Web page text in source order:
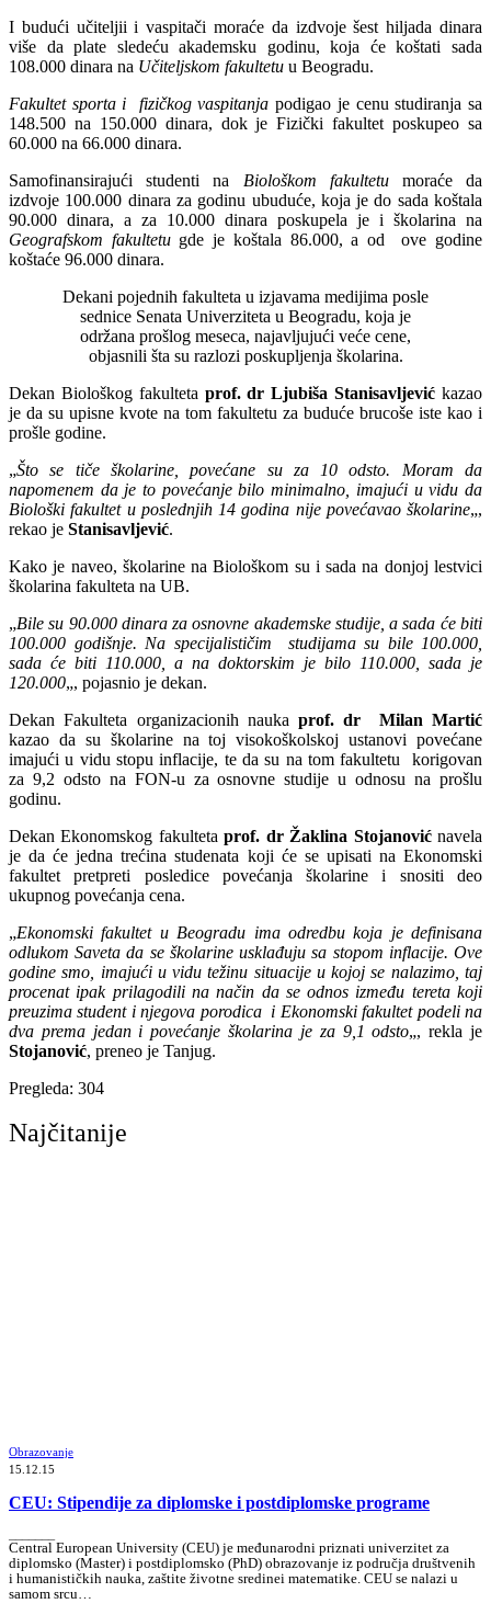
I budući učiteljii i vaspitači moraće da izdvoje šest hiljada dinara
više da plate sledeću akademsku godinu, koja će koštati sada
108.000 dinara na Učiteljskom fakultetu u Beogradu.
Fakultet sporta i fizičkog vaspitanja podigao je cenu studiranja sa
148.500 na 150.000 dinara, dok je Fizički fakultet poskupeo sa
60.000 na 66.000 dinara.
Samofinansirajući studenti na Biološkom fakultetumoraće da
izdvoje 100.000 dinara za godinu ubuduće, koja je do sada koštala
90.000 dinara, a za 10.000 dinara poskupela je i školarina na
Geografskom fakultetugde je koštala 86.000, a od ove godine
koštaće 96.000 dinara.
Dekani pojednih fakulteta u izjavama medijima posle
sednice Senata Univerziteta u Beogradu, koja je
održana prošlog meseca, najavljujući veće cene,
objasnili šta su razlozi poskupljenja školarina.
Dekan Biološkog fakulteta prof. dr Ljubiša Stanisavljević kazao
je da su upisne kvote na tom fakultetu za buduće brucoše iste kao i
prošle godine.
„Što se tiče školarine, povećane su za 10 odsto. Moram da
napomenem da je to povećanje bilo minimalno, imajući u vidu da
Biološki fakultet u poslednjih 14 godina nije povećavao školarine„,
rekao je Stanisavljević.
Kako je naveo, školarine na Biološkom su i sada na donjoj lestvici
školarina fakulteta na UB.
„Bile su 90.000 dinara za osnovne akademske studije, a sada će biti
100.000 godišnje. Na specijalističim studijama su bile 100.000,
sada će biti 110.000, a na doktorskim je bilo 110.000, sada je
120.000„, pojasnio je dekan.
Dekan Fakulteta organizacionih nauka prof. dr Milan Martić
kazao da su školarine na toj visokoškolskoj ustanovi povećane
imajući u vidu stopu inflacije, te da su na tom fakultetu korigovan
za 9,2 odsto na FON-u za osnovne studije u odnosu na prošlu
godinu.
Dekan Ekonomskog fakultetaprof. dr Žaklina Stojanovićnavela
je da će jedna trećina studenata koji će se upisati na Ekonomski
fakultet pretpreti posledice povećanja školarine i snositi deo
ukupnog povećanja cena.
„Ekonomski fakultet u Beogradu ima odredbu koja je definisana
odlukom Saveta da se školarine usklađuju sa stopom inflacije. Ove
godine smo, imajući u vidu težinu situacije u kojoj se nalazimo, taj
procenat ipak prilagodili na način da se odnos između tereta koji
preuzima student i njegova porodica i Ekonomski fakultet podeli na
dva prema jedan i povećanje školarina je za 9,1 odsto„, rekla je
Stojanović, preneo je Tanjug.
Pregleda: 304
Najčitanije
Obrazovanje
15.12.15
CEU: Stipendije za diplomske i postdiplomske programe
Central European University (CEU) je međunarodni priznati univerzitet za
diplomsko (Master) i postdiplomsko (PhD) obrazovanje iz područja društvenih
i humanističkih nauka, zaštite životne sredinei matematike. CEU se nalazi u
samom srcu…